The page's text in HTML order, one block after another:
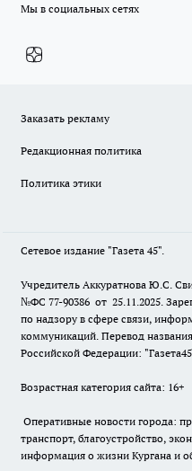
Мы в социальных сетях
Заказать рекламу
Редакционная политика
Политика этики
Сетевое издание "Газета 45".
Учредитель Аккуратнова Ю.С.
№ФС 77-90386 от 25.11.2025.
по надзору в сфере связи,
коммуникаций. Перевод
Российской Федерации:
Возрастная категория сайта: 16+
Оперативные новости города:
транспорт, благоустройство,
информация о жизни Кургана и